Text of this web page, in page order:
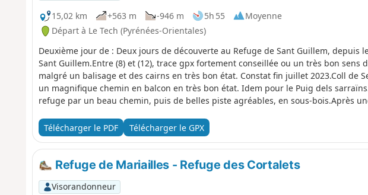
15,02 km
+563 m -946 m 5h 55
Moyenne
Départ à Le Tech (Pyrénées-Orientales)
Deuxième jour de : Deux jours de découverte au Refuge de Sant Guillem, depuis
Sant Guillem.Entre (8) et (12), trace gpx fortement conseillée ou un très bon sens
malgré un balisage et des cairns en très bon état. Constat fin juillet 2023.Coll de
un magnifique chemin en balcon en très bon état. Idem pour le Puig dels
refuge par un beau chemin, puis de belles piste agréables, en sous-bois.Après
Télécharger le PDF
Télécharger le GPX
Refuge de Mariailles - Refuge des Cortalets
Visorandonneur